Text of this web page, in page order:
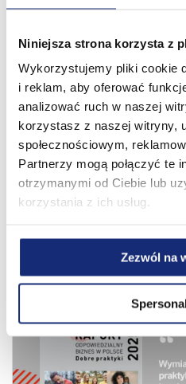
Niniejsza strona korzysta z
Wykorzystujemy pliki cookie
i reklam, aby oferować
analizować ruch w naszej
korzystasz z naszej witryny,
społecznościowym,
Partnerzy mogą połączyć te
otrzymanymi od Ciebie lub
korzystania z ich usług.
Zezwól na